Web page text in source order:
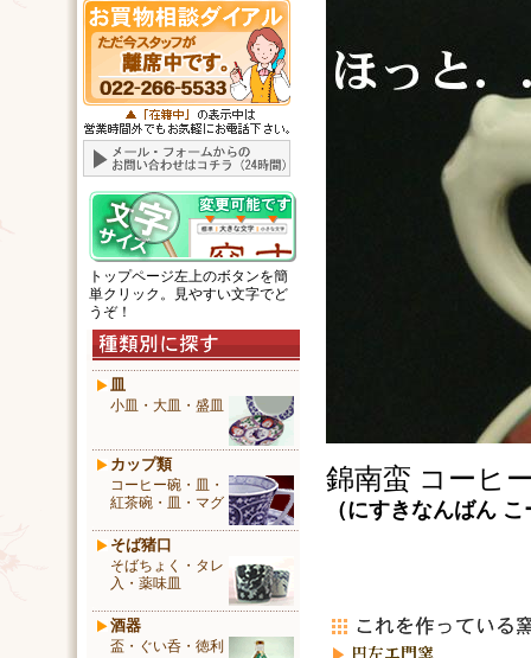
トップページ左上のボタンを簡
単クリック。見やすい文字でど
うぞ！
皿
小皿・大皿・盛皿
カップ類
コーヒー碗・皿・
紅茶碗・皿・マグ
そば猪口
そばちょく・タレ
入・薬味皿
酒器
盃・ぐい呑・徳利
錦南蛮 コーヒ
（にすきなんばん